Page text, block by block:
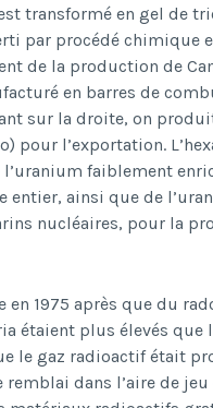
transformé en gel de
par procédé chimique
de la production de
en barres de
sur la droite, on
pour l’exportation.
faiblement
entier, ainsi que de
nucléaires, pour la
en 1975 après que du
étaient plus élevés
le gaz radioactif était
dans l’aire de